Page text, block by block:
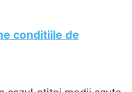
conditiile de